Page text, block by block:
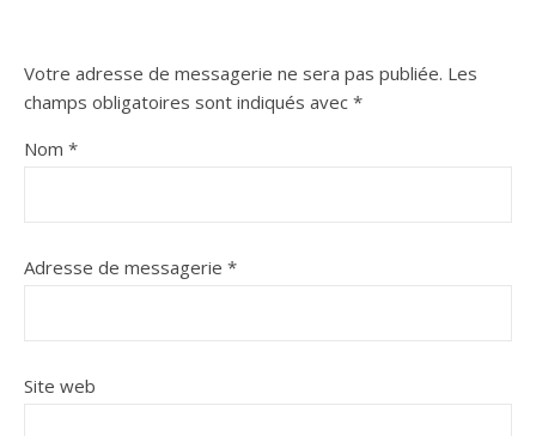
Votre adresse de messagerie ne sera pas publiée. Les
champs obligatoires sont indiqués avec *
Nom *
Adresse de messagerie *
Site web